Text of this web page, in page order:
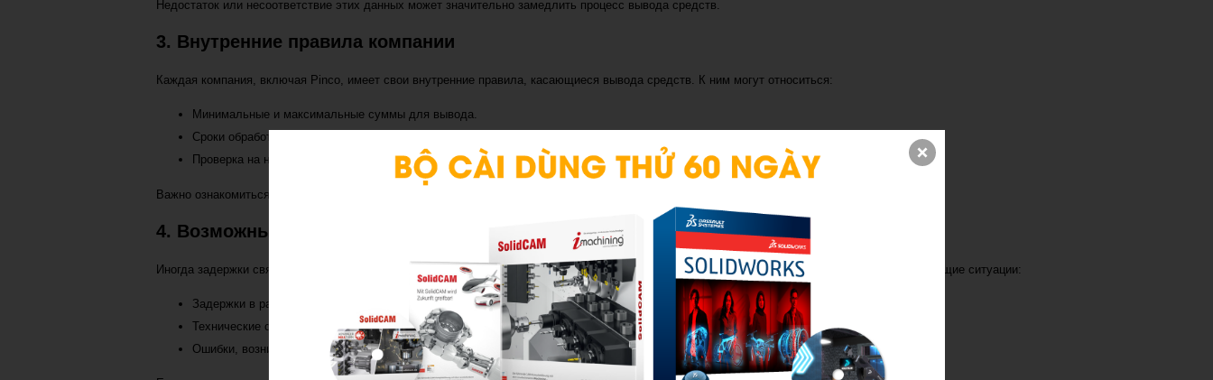
Недостаток или несоответствие этих данных может значительно замедлить процесс вывода средств.
3. Внутренние правила компании
Каждая компания, включая Pinco, имеет свои внутренние правила, касающиеся вывода средств. К ним могут относиться:
Минимальные и максимальные суммы для вывода.
Сроки обработки заявок на вывод.
Проверка на наличие мошеннических действий.
Важно ознакомиться с условиями вывода средств на официальном сайте Pinco, чтобы избежать недопонимания и задержек.
4. Возможные проблемы с платежной системой
Иногда задержки связаны не с Pinco, а с платежной системой, используемой для обработки вывода. В этом случае могут возникнуть следующие ситуации:
Задержки в рамках банковской транзакции.
Технические сбои в работе платежной системы.
Ошибки, возникающие ввиду неверных реквизитов.